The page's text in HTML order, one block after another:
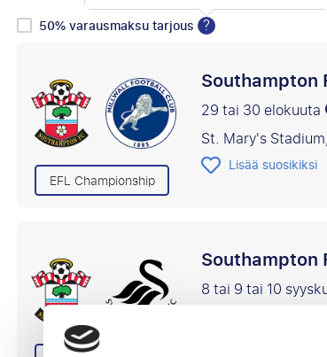
50% varausmaksu tarjous ?
EFL Championship
Southampton
29 tai 30 elokuuta
St. Mary's
Lisää suosikiksi
Southampton
8 tai 9 tai 10